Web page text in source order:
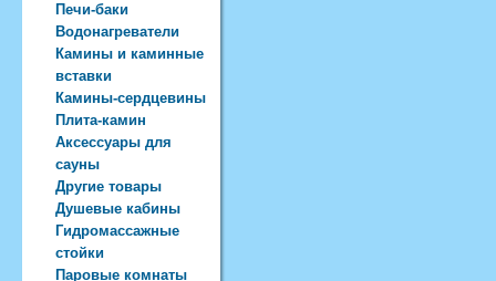
Печи-баки
Водонагреватели
Камины и каминные
вставки
Камины-сердцевины
Плита-камин
Аксессуары для
сауны
Другие товары
Душевые кабины
Гидромассажные
стойки
Паровые комнаты